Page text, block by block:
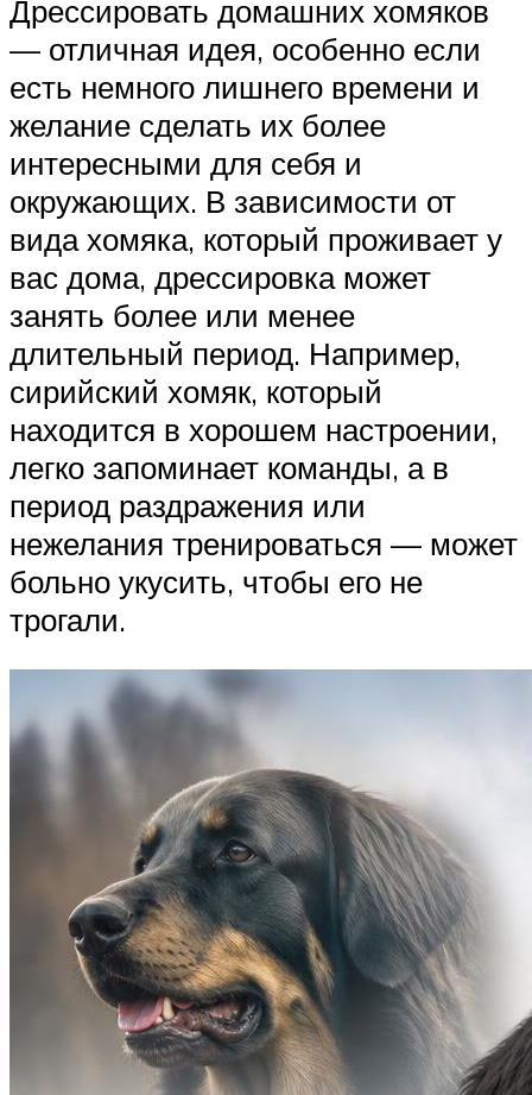
Дрессировать домашних хомяков
— отличная идея, особенно если
есть немного лишнего времени и
желание сделать их более
интересными для себя и
окружающих. В зависимости от
вида хомяка, который проживает у
вас дома, дрессировка может
занять более или менее
длительный период. Например,
сирийский хомяк, который
находится в хорошем настроении,
легко запоминает команды, а в
период раздражения или
нежелания тренироваться — может
больно укусить, чтобы его не
трогали.